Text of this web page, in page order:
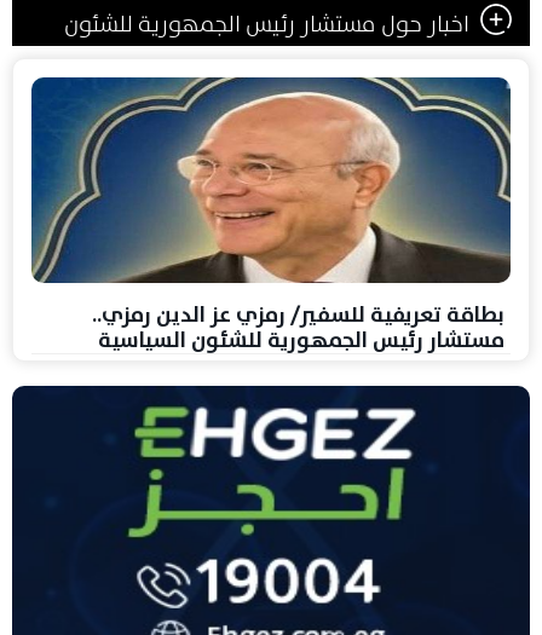
اخبار حول مستشار رئيس الجمهورية للشئون
بطاقة تعريفية للسفير/ رمزي عز الدين رمزي..
مستشار رئيس الجمهورية للشئون السياسية